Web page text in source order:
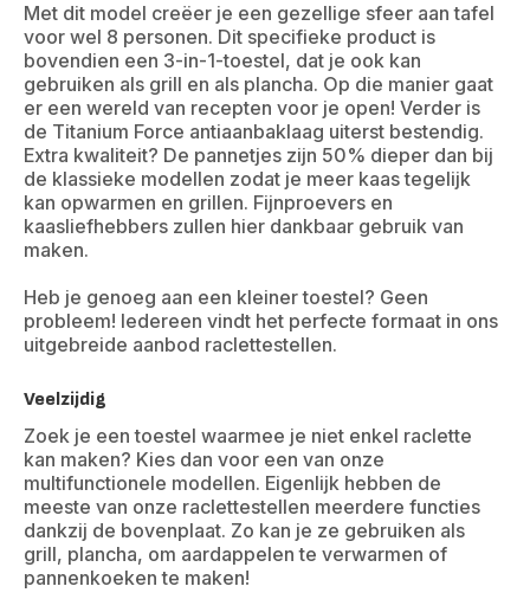
Met dit model creëer je een gezellige sfeer aan tafel
voor wel 8 personen. Dit specifieke product is
bovendien een 3-in-1-toestel, dat je ook kan
gebruiken als grill en als plancha. Op die manier gaat
er een wereld van recepten voor je open! Verder is
de Titanium Force antiaanbaklaag uiterst bestendig.
Extra kwaliteit? De pannetjes zijn 50% dieper dan bij
de klassieke modellen zodat je meer kaas tegelijk
kan opwarmen en grillen. Fijnproevers en
kaasliefhebbers zullen hier dankbaar gebruik van
maken.
Heb je genoeg aan een kleiner toestel? Geen
probleem! Iedereen vindt het perfecte formaat in ons
uitgebreide aanbod raclettestellen.
Veelzijdig
Zoek je een toestel waarmee je niet enkel raclette
kan maken? Kies dan voor een van onze
multifunctionele modellen. Eigenlijk hebben de
meeste van onze raclettestellen meerdere functies
dankzij de bovenplaat. Zo kan je ze gebruiken als
grill, plancha, om aardappelen te verwarmen of
pannenkoeken te maken!